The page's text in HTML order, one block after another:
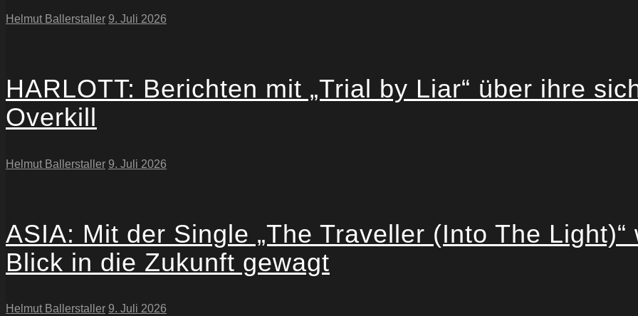
Helmut Ballerstaller 9. Juli 2026
HARLOTT: Berichten mit „Trial by Liar“ über ihre
Overkill
Helmut Ballerstaller 9. Juli 2026
ASIA: Mit der Single „The Traveller (Into The
Blick in die Zukunft gewagt
Helmut Ballerstaller 9. Juli 2026